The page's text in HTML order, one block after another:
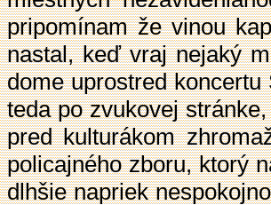
pripomínam že vinou
nastal, keď vraj nejaký
dome uprostred
teda po zvukovej
pred kulturákom
policajného zboru, ktorý
dlhšie napriek